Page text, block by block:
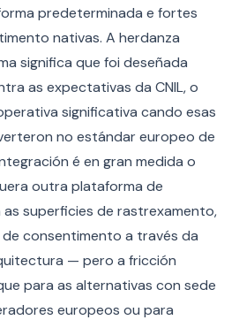
predeterminada e fortes
nativas. A herdanza
significa que foi deseñada
as expectativas da CNIL, o
significativa cando esas
no estándar europeo de
é en gran medida o
outra plataforma de
superficies de rastrexamento,
consentimento a través da
— pero a fricción
para as alternativas con sede
europeos ou para